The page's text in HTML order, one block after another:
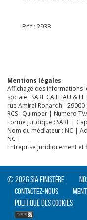
Rèf : 2938
Mentions légales
Affichage des informations
sociale : SARL CAILLIAU &
rue Amiral Ronarc'h - 29000
RCS : Quimper | Numero
Forme juridique : SARL |
Nom du médiateur : NC |
NC |
Entreprise juridiquement et
© 2026 SIA Finistère
Contactez-nous
Politique des cookies